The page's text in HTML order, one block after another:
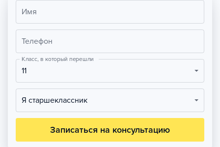
Имя
Телефон
Класс, в который перешли
11
Я старшеклассник
Записаться на консультацию